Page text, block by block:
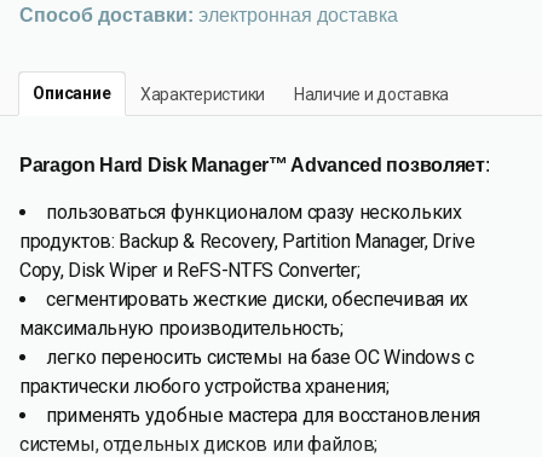
Способ доставки: электронная доставка
Описание Характеристики Наличие и доставка
Paragon Hard Disk Manager™ Advanced позволяет:
пользоваться функционалом сразу нескольких
продуктов: Backup & Recovery, Partition Manager, Drive
Copy, Disk Wiper и ReFS-NTFS Converter;
сегментировать жесткие диски, обеспечивая их
максимальную производительность;
легко переносить системы на базе ОС Windows с
практически любого устройства хранения;
применять удобные мастера для восстановления
системы, отдельных дисков или файлов;